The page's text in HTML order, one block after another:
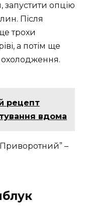
опцію
Після
трохи
а потім ще
рецепт
вдома
–